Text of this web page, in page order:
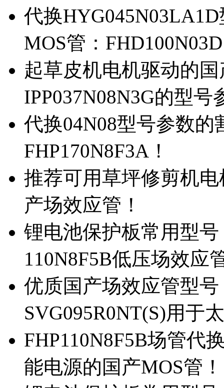
代换
MOS管：
起草皮机电机驱动的
IPP037N08N3G的型号
代换04N08型号参数
FHP170N8F3A！
推荐可用草坪修剪机电
产场效应管！
锂电池保护板常用型号
110N8F5B低压场效应
优质国产场效应管型
SVG095R0NT(S)用于
FHP110N8F5B场管代
能电源的国产MOS管！